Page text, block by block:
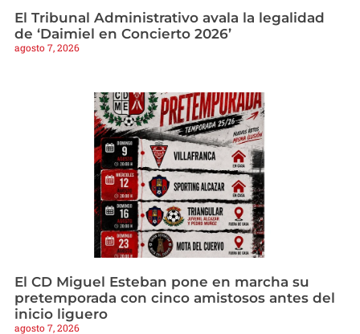
El Tribunal Administrativo avala la legalidad
de ‘Daimiel en Concierto 2026’
agosto 7, 2026
El CD Miguel Esteban pone en marcha su
pretemporada con cinco amistosos antes del
inicio liguero
agosto 7, 2026